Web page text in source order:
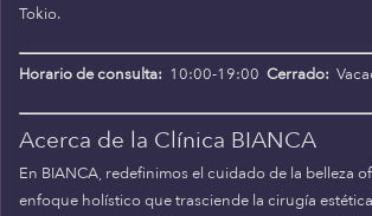
Tokio.
Horario de consulta: 10:00-19:00 Cerrado:
Acerca de la Clínica BIANCA
En BIANCA, redefinimos el cuidado de la belleza
enfoque holístico que trasciende la cirugía